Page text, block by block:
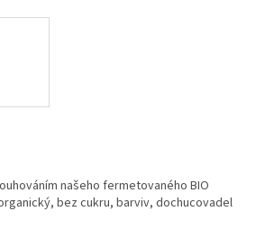
našeho fermetovaného BIO
bez cukru, barviv, dochucovadel